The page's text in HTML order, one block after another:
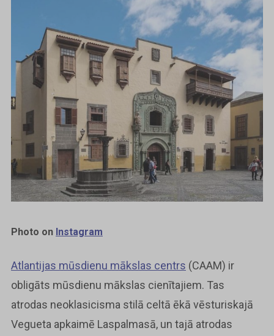
Photo on Instagram
Atlantijas mūsdienu mākslas centrs (CAAM) ir
obligāts mūsdienu mākslas cienītajiem. Tas
atrodas neoklasicisma stilā celtā ēkā vēsturiskajā
Vegueta apkaimē Laspalmasā, un tajā atrodas